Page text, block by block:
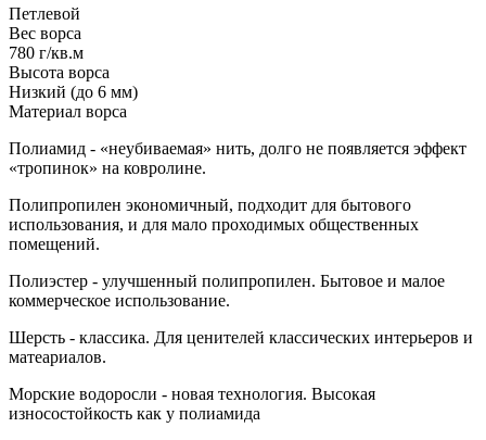
Петлевой
Вес ворса
780 г/кв.м
Высота ворса
Низкий (до 6 мм)
Материал ворса
Полиамид - «неубиваемая» нить, долго не появляется эффект
«тропинок» на ковролине.
Полипропилен экономичный, подходит для бытового
использования, и для мало проходимых общественных
помещений.
Полиэстер - улучшенный полипропилен. Бытовое и малое
коммерческое использование.
Шерсть - классика. Для ценителей классических интерьеров и
матеариалов.
Морские водоросли - новая технология. Высокая
износостойкость как у полиамида